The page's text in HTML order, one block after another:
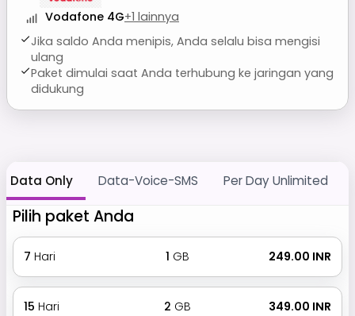
Vodafone 4G+1 lainnya
Jika saldo Anda menipis, Anda selalu bisa mengisi
ulang
Paket dimulai saat Anda terhubung ke jaringan yang
didukung
Data Only Data-Voice-SMS Per Day Unlimited
Pilih paket Anda
7 Hari 1 GB ₹ 249.00 INR
15 Hari 2 GB ₹ 349.00 INR